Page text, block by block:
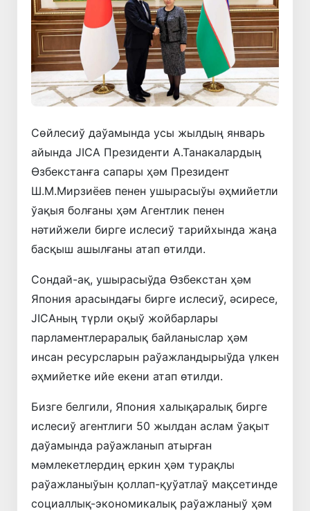
Сөйлесиў даўамында усы жылдың январь
айында JICA Президенти А.Танакалардың
Өзбекстанға сапары ҳәм Президент
Ш.М.Мирзиёев пенен ушырасыўы әҳмийетли
ўақыя болғаны ҳәм Агентлик пенен
нәтийжели бирге ислесиў тарийхында жаңа
басқыш ашылғаны атап өтилди.
Сондай-ақ, ушырасыўда Өзбекстан ҳәм
Япония арасындағы бирге ислесиў, әсиресе,
JICAның түрли оқыў жойбарлары
парламентлераралық байланыслар ҳәм
инсан ресурсларын раўажландырыўда үлкен
әҳмийетке ийе екени атап өтилди.
Бизге белгили, Япония халықаралық бирге
ислесиў агентлиги 50 жылдан аслам ўақыт
даўамында раўажланып атырған
мәмлекетлердиң еркин ҳәм турақлы
раўажланыўын қоллап-қуўатлаў мақсетинде
социаллық-экономикалық раўажланыў ҳәм